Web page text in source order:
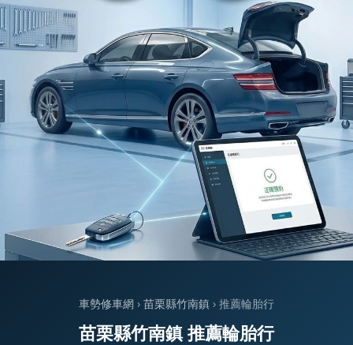
車勢修車網 › 苗栗縣竹南鎮 › 推薦輪胎行
苗栗縣竹南鎮 推薦輪胎行